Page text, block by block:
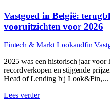
Vastgoed in België:
vooruitzichten voor 2026
Fintech & Markt Lookandfin
2025 was een historisch jaar voor
recordverkopen en stijgende
Head of Lending bij Look&Fin,...
Lees verder